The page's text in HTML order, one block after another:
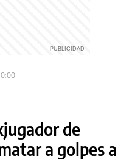
de
a golpes a